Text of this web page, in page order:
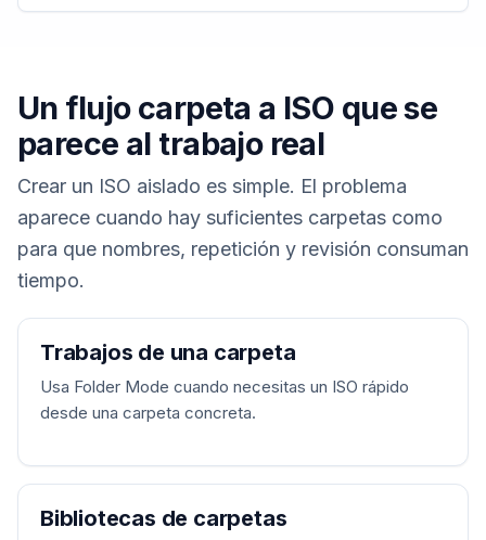
Un flujo carpeta a ISO que se
parece al trabajo real
Crear un ISO aislado es simple. El problema
aparece cuando hay suficientes carpetas como
para que nombres, repetición y revisión consuman
tiempo.
Trabajos de una carpeta
Usa Folder Mode cuando necesitas un ISO rápido
desde una carpeta concreta.
Bibliotecas de carpetas